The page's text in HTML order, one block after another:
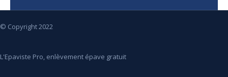
© Copyright 2022
L'Epaviste Pro, enlèvement épave gratuit